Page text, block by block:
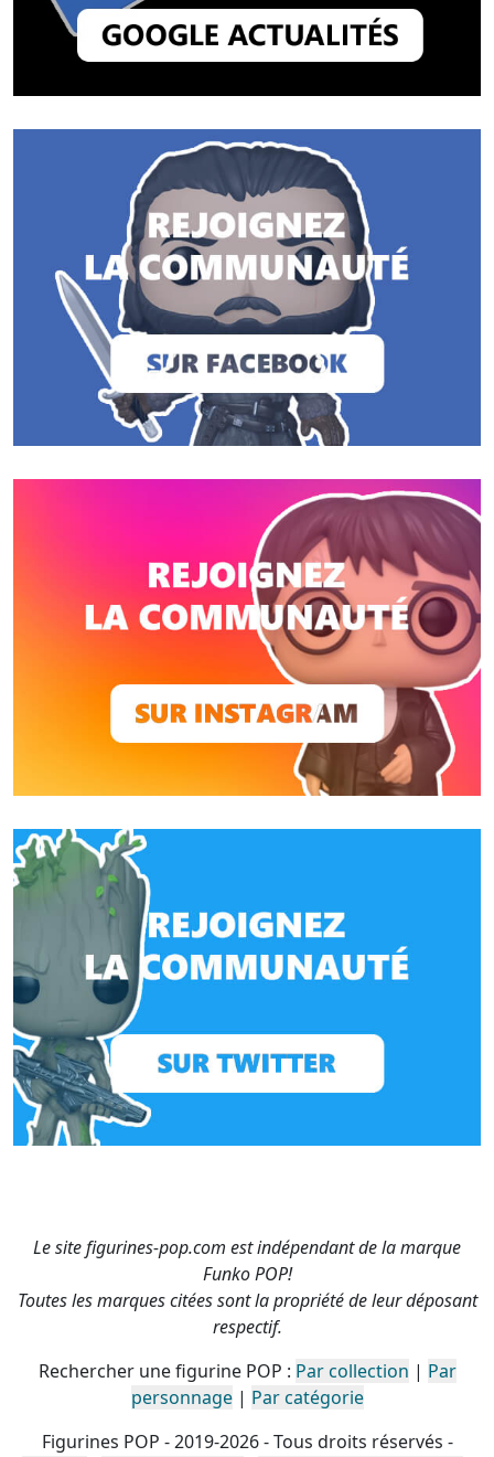
Le site figurines-pop.com est indépendant de la marque
Funko POP!
Toutes les marques citées sont la propriété de leur déposant
respectif.
Rechercher une figurine POP : Par collection | Par
personnage| Par catégorie
Figurines POP - 2019-2026 - Tous droits réservés -